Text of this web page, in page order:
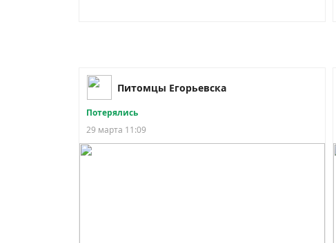
Питомцы Егорьевска
Потерялись
29 марта 11:09